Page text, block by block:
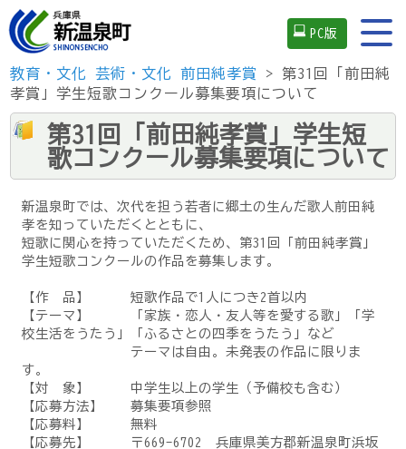
PC版
教育・文化 芸術・文化 前田純孝賞
> 第31回「前田純
孝賞」学生短歌コンクール募集要項について
第31回「前田純孝賞」学生短
歌コンクール募集要項について
新温泉町では、次代を担う若者に郷土の生んだ歌人前田純
孝を知っていただくとともに、
短歌に関心を持っていただくため、第31回「前田純孝賞」
学生短歌コンクールの作品を募集します。
【作 品】 短歌作品で1人につき2首以内
【テーマ】 「家族・恋人・友人等を愛する歌」「学
校生活をうたう」「ふるさとの四季をうたう」など
テーマは自由。未発表の作品に限りま
す。
【対 象】 中学生以上の学生（予備校も含む）
【応募方法】 募集要項参照
【応募料】 無料
【応募先】 〒669-6702 兵庫県美方郡新温泉町浜坂